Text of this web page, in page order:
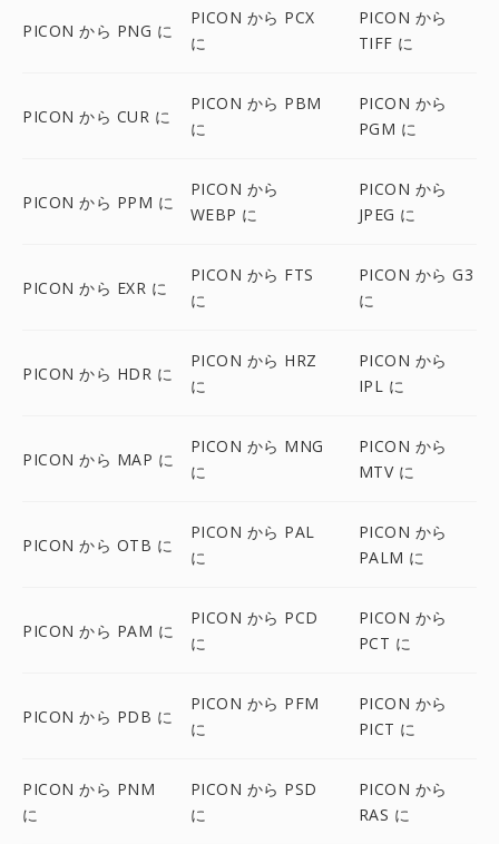
PICON から PNG に
PICON から PCX
に
PICON から
TIFF に
PICON から CUR に
PICON から PBM
に
PICON から
PGM に
PICON から PPM に
PICON から
WEBP に
PICON から
JPEG に
PICON から EXR に
PICON から FTS
に
PICON から G3
に
PICON から HDR に
PICON から HRZ
に
PICON から
IPL に
PICON から MAP に
PICON から MNG
に
PICON から
MTV に
PICON から OTB に
PICON から PAL
に
PICON から
PALM に
PICON から PAM に
PICON から PCD
に
PICON から
PCT に
PICON から PDB に
PICON から PFM
に
PICON から
PICT に
PICON から PNM
に
PICON から PSD
に
PICON から
RAS に